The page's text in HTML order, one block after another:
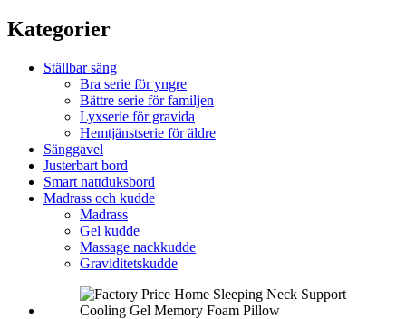
Kategorier
Ställbar säng
Bra serie för yngre
Bättre serie för familjen
Lyxserie för gravida
Hemtjänstserie för äldre
Sänggavel
Justerbart bord
Smart nattduksbord
Madrass och kudde
Madrass
Gel kudde
Massage nackkudde
Graviditetskudde